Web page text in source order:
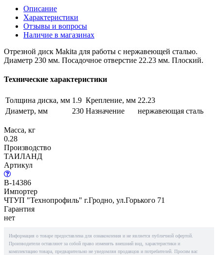
Описание
Характеристики
Отзывы и вопросы
Наличие в магазинах
Отрезной диск Makita для работы с нержавеющей сталью.
Диаметр 230 мм. Посадочное отверстие 22.23 мм. Плоский.
Технические характеристики
Толщина диска, мм 1.9 Крепление, мм 22.23
Диаметр, мм
230 Назначение нержавеющая сталь
Масса, кг
0.28
Производство
ТАИЛАНД
Артикул
B-14386
Импортер
ЧТУП "Технопрофиль" г.Гродно, ул.Горького 71
Гарантия
нет
Информация о товаре предоставлена для ознакомления и не является публичной офертой.
Производители оставляют за собой право изменять внешний вид, характеристики и
комплектацию товара, предварительно не уведомляя продавцов и потребителей. Просим вас